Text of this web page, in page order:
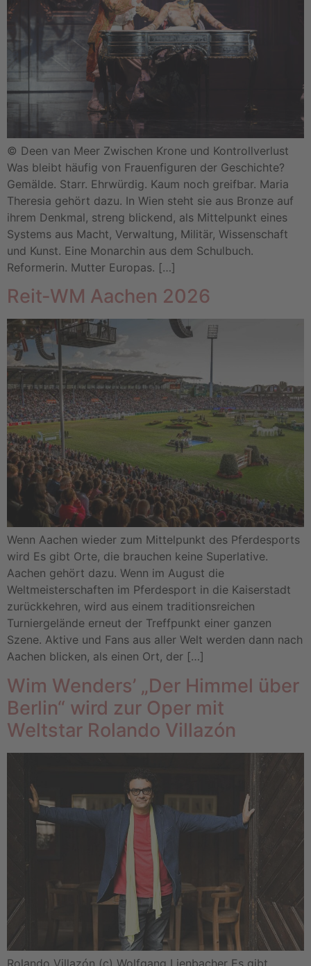
© Deen van Meer Zwischen Krone und Kontrollverlust
Was bleibt häufig von Frauenfiguren der Geschichte?
Gemälde. Starr. Ehrwürdig. Kaum noch greifbar. Maria
Theresia gehört dazu. In Wien steht sie aus Bronze auf
ihrem Denkmal, streng blickend, als Mittelpunkt eines
Systems aus Macht, Verwaltung, Militär, Wissenschaft
und Kunst. Eine Monarchin aus dem Schulbuch.
Reformerin. Mutter Europas. […]
Reit-WM Aachen 2026
Wenn Aachen wieder zum Mittelpunkt des Pferdesports
wird Es gibt Orte, die brauchen keine Superlative.
Aachen gehört dazu. Wenn im August die
Weltmeisterschaften im Pferdesport in die Kaiserstadt
zurückkehren, wird aus einem traditionsreichen
Turniergelände erneut der Treffpunkt einer ganzen
Szene. Aktive und Fans aus aller Welt werden dann nach
Aachen blicken, als einen Ort, der […]
Wim Wenders’ „Der Himmel über
Berlin“ wird zur Oper mit
Weltstar Rolando Villazón